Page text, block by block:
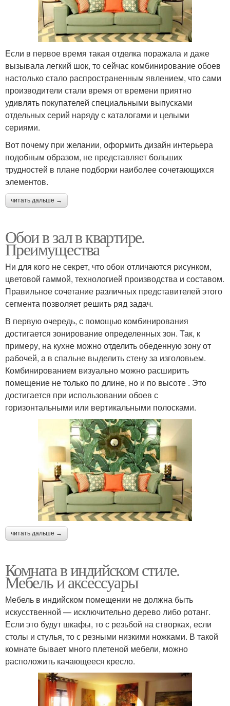
Если в первое время такая отделка поражала и даже
вызывала легкий шок, то сейчас комбинирование обоев
настолько стало распространенным явлением, что сами
производители стали время от времени приятно
удивлять покупателей специальными выпусками
отдельных серий наряду с каталогами и целыми
сериями.
Вот почему при желании, оформить дизайн интерьера
подобным образом, не представляет больших
трудностей в плане подборки наиболее сочетающихся
элементов.
читать дальше →
Обои в зал в квартире.
Преимущества
Ни для кого не секрет, что обои отличаются рисунком,
цветовой гаммой, технологией производства и составом.
Правильное сочетание различных представителей этого
сегмента позволяет решить ряд задач.
В первую очередь, с помощью комбинирования
достигается зонирование определенных зон. Так, к
примеру, на кухне можно отделить обеденную зону от
рабочей, а в спальне выделить стену за изголовьем.
Комбинированием визуально можно расширить
помещение не только по длине, но и по высоте . Это
достигается при использовании обоев с
горизонтальными или вертикальными полосками.
читать дальше →
Комната в индийском стиле.
Мебель и аксессуары
Мебель в индийском помещении не должна быть
искусственной — исключительно дерево либо ротанг.
Если это будут шкафы, то с резьбой на створках, если
столы и стулья, то с резными низкими ножками. В такой
комнате бывает много плетеной мебели, можно
расположить качающееся кресло.